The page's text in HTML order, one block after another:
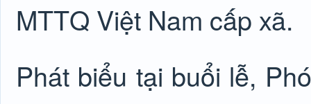
MTTQ Việt Nam cấp xã.
Phát biểu tại buổi lễ,